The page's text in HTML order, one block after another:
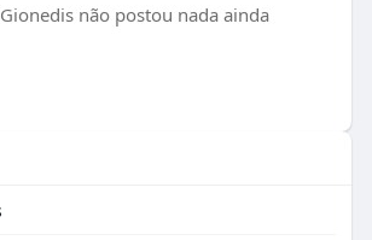
não postou nada ainda